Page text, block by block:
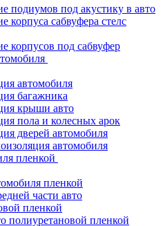
подиумов под акустику в авто
корпуса сабвуфера стелс
корпусов под сабвуфер
автомобиля
багажника
крыши авто
пола и колесных арок
дверей автомобиля
автомобиля
пленкой
пленкой
части авто
пленкой
полиуретановой пленкой